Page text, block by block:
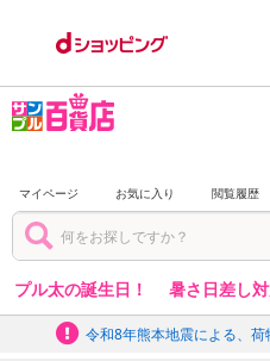
マイページ お気に入り 閲覧履歴
プル太の誕生日！ 暑さ日差し
令和8年熊本地震による、